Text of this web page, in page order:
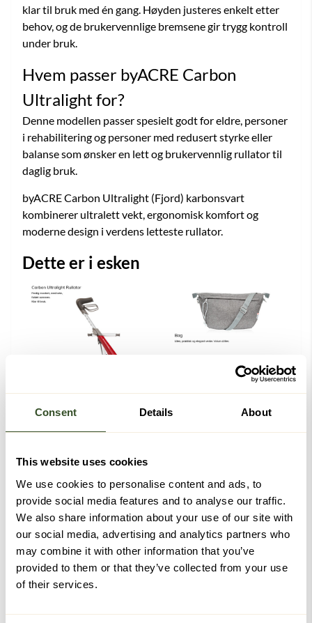
Consent Details About
This website uses cookies
We use cookies to personalise content and ads, to
provide social media features and to analyse our traffic.
We also share information about your use of our site with
our social media, advertising and analytics partners who
may combine it with other information that you’ve
provided to them or that they’ve collected from your use
of their services.
klar til bruk med én gang. Høyden justeres enkelt etter
behov, og de brukervennlige bremsene gir trygg kontroll
under bruk.
Hvem passer byACRE Carbon
Ultralight for?
Denne modellen passer spesielt godt for eldre, personer
i rehabilitering og personer med redusert styrke eller
balanse som ønsker en lett og brukervennlig rullator til
daglig bruk.
byACRE Carbon Ultralight (Fjord) karbonsvart
kombinerer ultralett vekt, ergonomisk komfort og
moderne design i verdens letteste rullator.
Dette er i esken
Tilbehør
Spesifikasjoner